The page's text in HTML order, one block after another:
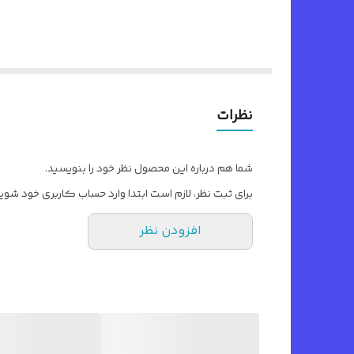
نظرات
شما هم درباره این محصول نظر خود را بنویسید.
برای ثبت نظر، لازم است ابتدا وارد حساب کاربری خود
افزودن نظر